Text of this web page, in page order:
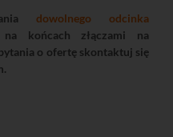
dowolnego odcinka
końcach złączami na
o ofertę skontaktuj się